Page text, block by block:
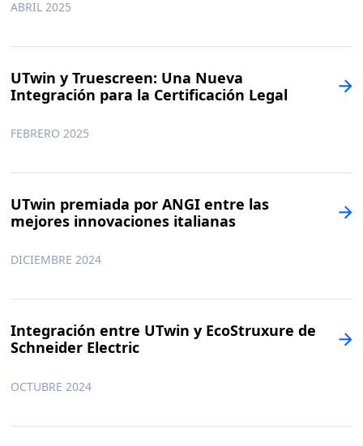
ABRIL 2025
UTwin y Truescreen: Una Nueva
Integración para la Certificación Legal
FEBRERO 2025
UTwin premiada por ANGI entre las
mejores innovaciones italianas
DICIEMBRE 2024
Integración entre UTwin y EcoStruxure de
Schneider Electric
OCTUBRE 2024